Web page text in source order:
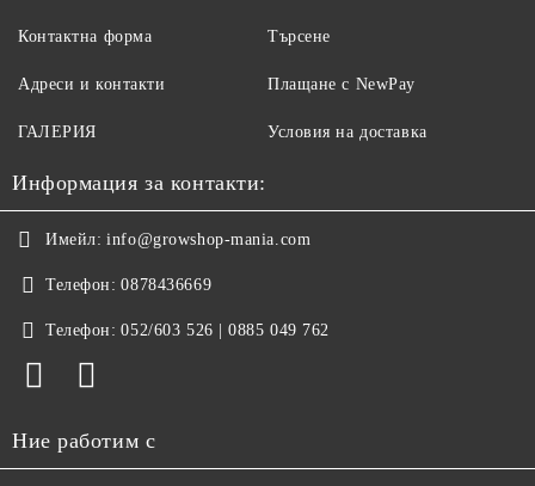
Контактна форма
Адреси и контакти
ГАЛЕРИЯ
Търсене
Плащане с NewPay
Условия на доставка
Информация за контакти:
Имейл: info@growshop-mania.com
Телефон: 0878436669
Телефон: 052/603 526 | 0885 049 762
Ние работим с